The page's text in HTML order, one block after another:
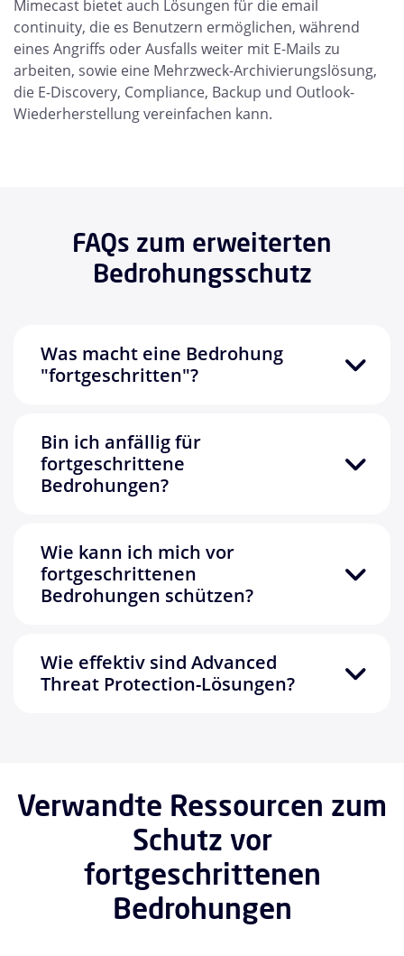
Mimecast bietet auch Lösungen für die email
continuity, die es Benutzern ermöglichen, während
eines Angriffs oder Ausfalls weiter mit E-Mails zu
arbeiten, sowie eine Mehrzweck-Archivierungslösung,
die E-Discovery, Compliance, Backup und Outlook-
Wiederherstellung vereinfachen kann.
FAQs zum erweiterten
Bedrohungsschutz
Was macht eine Bedrohung
"fortgeschritten"?
Bin ich anfällig für
fortgeschrittene
Bedrohungen?
Wie kann ich mich vor
fortgeschrittenen
Bedrohungen schützen?
Wie effektiv sind Advanced
Threat Protection-Lösungen?
Verwandte Ressourcen zum
Schutz vor
fortgeschrittenen
Bedrohungen